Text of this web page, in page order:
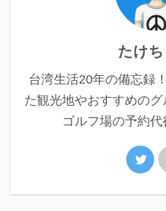
たけ
台湾生活20年の備忘録
た観光地やおすすめのグ
ゴルフ場の予約代